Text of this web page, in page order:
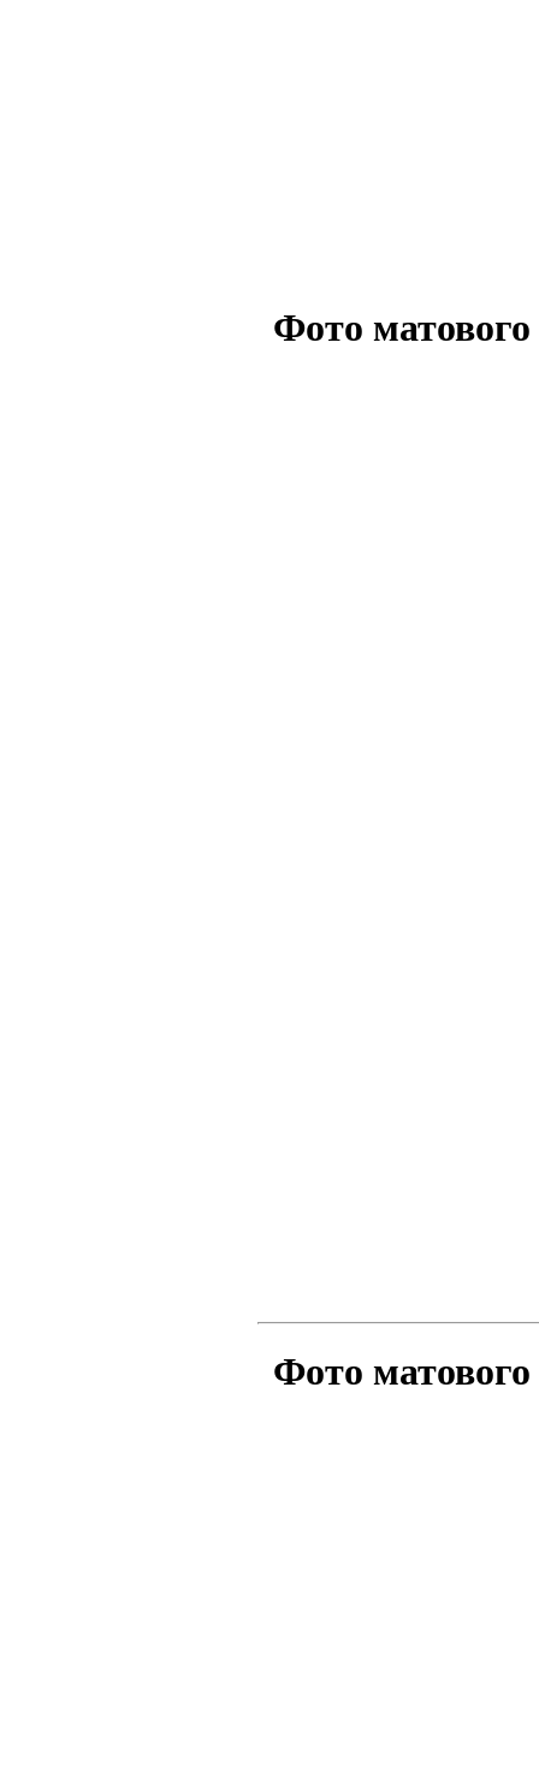
Фото
Фото